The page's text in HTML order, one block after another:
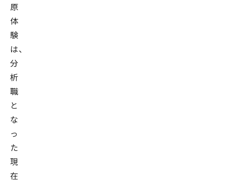
原
体
験
は、
分
析
職
と
な
っ
た
現
在